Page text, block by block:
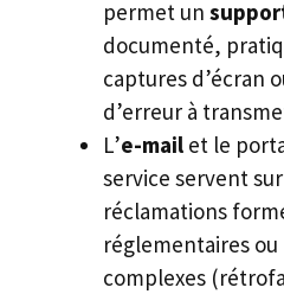
permet un
documenté,
captures d’écran
d’erreur à
L’e-mail et le
service servent
réclamations
réglementaires ou
complexes